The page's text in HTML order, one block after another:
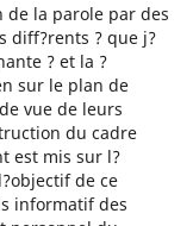
la parole par des
diff?rents ? que j?
? et la ?
sur le plan de
vue de leurs
du cadre
est mis sur l?
de ce
informatif des